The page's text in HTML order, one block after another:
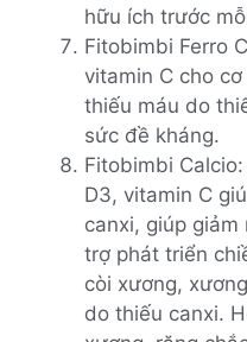
hữu ích trước
Fitobimbi Ferro
vitamin C cho
thiếu máu do
sức đề kháng.
Fitobimbi
D3, vitamin C
canxi, giúp
trợ phát triển
còi xương,
do thiếu canxi.